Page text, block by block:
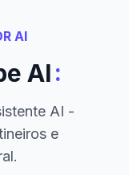
AI
AI:
AI -
e